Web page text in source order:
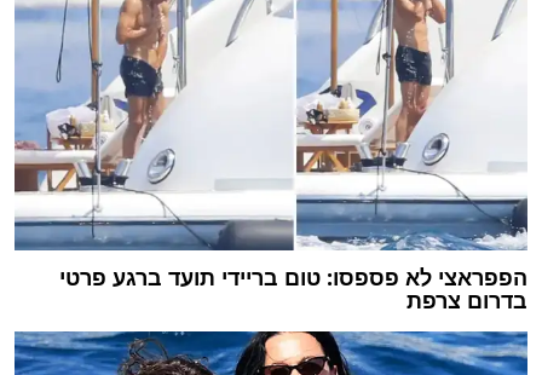
הפפראצי לא פספסו: טום בריידי תועד ברגע פרטי
בדרום צרפת